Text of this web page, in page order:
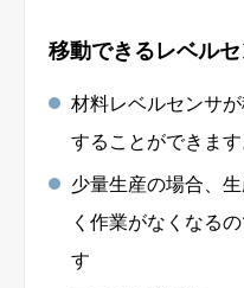
移動できるレベル
材料レベルセンサ
することができます
少量⽣産の場合、
く作業がなくなる
す